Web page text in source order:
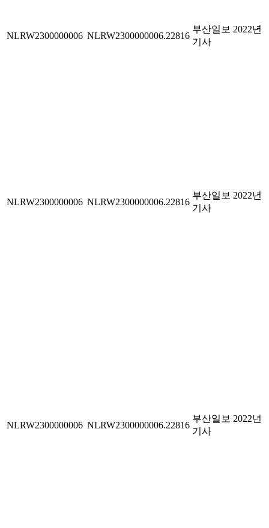
NLRW2300000006 NLRW2300000006.22816
부산일보 2022년
기사
NLRW2300000006 NLRW2300000006.22816
부산일보 2022년
기사
NLRW2300000006 NLRW2300000006.22816
부산일보 2022년
기사